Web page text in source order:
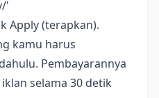
'
Apply (terapkan).
kamu harus
Pembayarannya
selama 30 detik